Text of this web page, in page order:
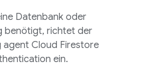
Datenbank oder
benötigt, richtet der
agentCloud Firestore
ein.